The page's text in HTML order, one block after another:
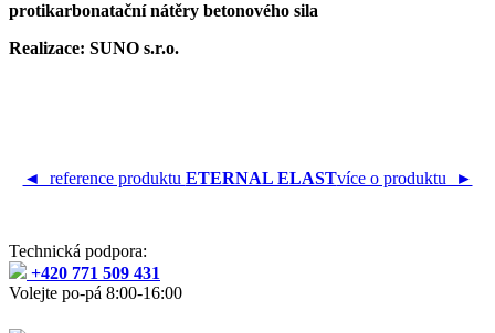
protikarbonatační nátěry betonového sila
Realizace: SUNO s.r.o.
◄ reference produktu ETERNAL ELASTvíce o produktu ►
Technická podpora:
+420 771 509 431
Volejte po-pá 8:00-16:00